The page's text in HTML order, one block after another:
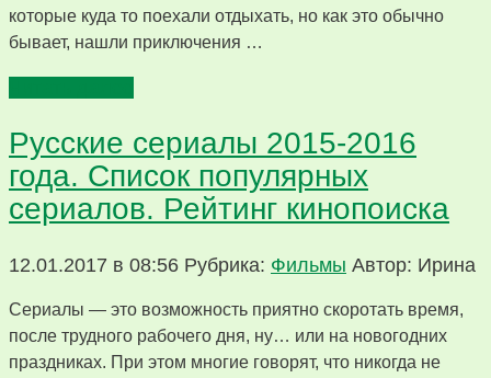
которые куда то поехали отдыхать, но как это обычно
бывает, нашли приключения …
Русские сериалы 2015-2016
года. Список популярных
сериалов. Рейтинг кинопоиска
12.01.2017 в 08:56 Рубрика: Фильмы Автор: Ирина
Сериалы — это возможность приятно скоротать время,
после трудного рабочего дня, ну… или на новогодних
праздниках. При этом многие говорят, что никогда не